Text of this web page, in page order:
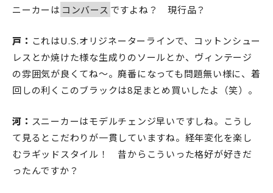
ニーカーは コンバース ですよね？ 現行品？
戸： これはU.S.オリジネーターラインで、コットンシュー
レスとか焼けた様な生成りのソールとか、ヴィンテージ
の雰囲気が良くてね～。廃番になっても問題無い様に、着
回しの利くこのブラックは8足まとめ買いしたよ（笑）。
河： スニーカーはモデルチェンジ早いですしね。こうし
て見るとこだわりが一貫していますね。経年変化を楽し
むラギッドスタイル！ 昔からこういった格好が好きだ
ったんですか？